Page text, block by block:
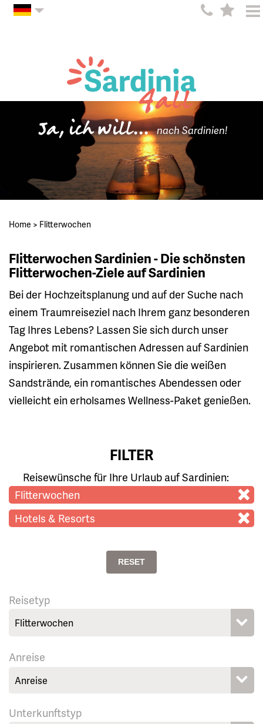
Ja, ich will... nach Sardinien!
Home > Flitterwochen
Flitterwochen Sardinien - Die schönsten
Flitterwochen-Ziele auf Sardinien
Bei der Hochzeitsplanung und auf der Suche nach
einem Traumreiseziel nach Ihrem ganz besonderen
Tag Ihres Lebens? Lassen Sie sich durch unser
Angebot mit romantischen Adressen auf Sardinien
inspirieren. Zusammen können Sie die weißen
Sandstrände, ein romantisches Abendessen oder
vielleicht ein erholsames Wellness-Paket genießen.
FILTER
Reisewünsche für Ihre Urlaub auf Sardinien:
Flitterwochen
Hotels & Resorts
RESET
Reisetyp
Anreise
Unterkunftstyp